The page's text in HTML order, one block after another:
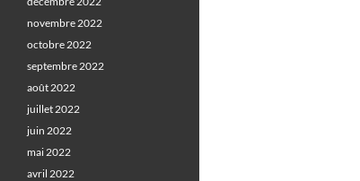
novembre 2022
octobre 2022
septembre 2022
août 2022
juillet 2022
juin 2022
mai 2022
avril 2022